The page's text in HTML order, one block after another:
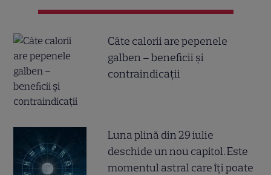
Câte calorii are pepenele
galben – beneficii și
contraindicații
Luna plină din 29 iulie
deschide un nou capitol. Este
momentul astral care îți poate